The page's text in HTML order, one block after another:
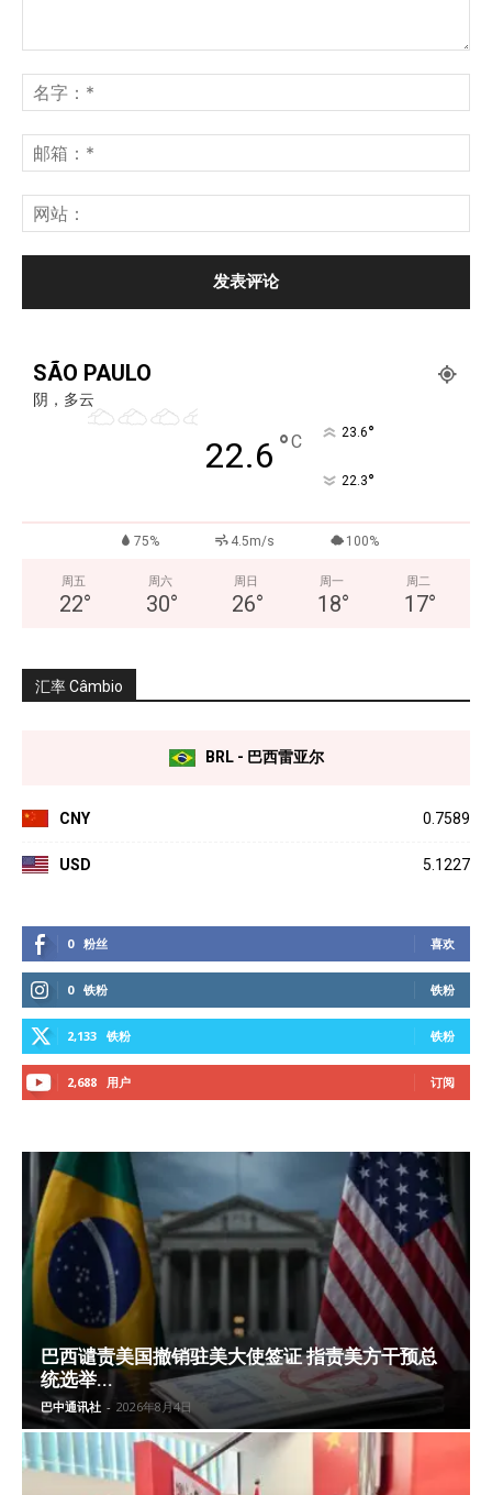
SÃO PAULO
阴，多云
22.6 °C 23.6°
22.3°
75% 4.5m/s 100%
周五
22°
周六
30°
周日
26°
周一
18°
周二
17°
汇率 Câmbio
BRL - 巴西雷亚尔
CNY 0.7589
USD 5.1227
0 粉丝 喜欢
0 铁粉 铁粉
2,133 铁粉 铁粉
2,688 用户 订阅
巴西谴责美国撤销驻美大使签证 指责美方干预总
统选举...
巴中通讯社 - 2026年8月4日